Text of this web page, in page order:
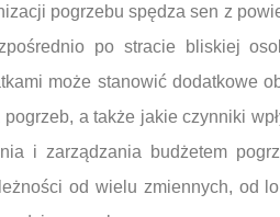
pogrzebu spędza sen z
po stracie bliskiej
może stanowić dodatkowe
pogrzeb, a także jakie czynniki
i zarządzania budżetem
od wielu zmiennych, od